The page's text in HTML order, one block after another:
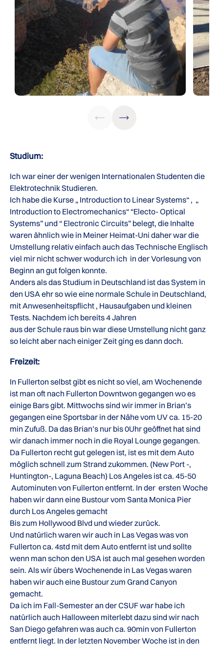
Studium:
Ich war einer der wenigen Internationalen Studenten die
Elektrotechnik Studieren.
Ich habe die Kurse „ Introduction to Linear Systems“ , „
Introduction to Electromechanics“ “Electo- Optical
Systems” und “ Electronic Circuits” belegt, die Inhalte
waren ähnlich wie in Meiner Heimat-Uni daher war die
Umstellung relativ einfach auch das Technische Englisch
viel mir nicht schwer wodurch ich in der Vorlesung von
Beginn an gut folgen konnte.
Anders als das Studium in Deutschland ist das System in
den USA ehr so wie eine normale Schule in Deutschland,
mit Anwesenheitspflicht , Hausaufgaben und kleinen
Tests. Nachdem ich bereits 4 Jahren
aus der Schule raus bin war diese Umstellung nicht ganz
so leicht aber nach einiger Zeit ging es dann doch.
Freizeit:
In Fullerton selbst gibt es nicht so viel, am Wochenende
ist man oft nach Fullerton Downtwon gegangen wo es
einige Bars gibt. Mittwochs sind wir immer in Brian’s
gegangen eine Sportsbar in der Nähe vom UV ca. 15-20
min Zufuß. Da das Brian’s nur bis 0Uhr geöffnet hat sind
wir danach immer noch in die Royal Lounge gegangen.
Da Fullerton recht gut gelegen ist, ist es mit dem Auto
möglich schnell zum Strand zukommen. (New Port -,
Huntington-, Laguna Beach) Los Angeles ist ca. 45-50
Autominuten von Fullerton entfernt. In der ersten Woche
haben wir dann eine Bustour vom Santa Monica Pier
durch Los Angeles gemacht
Bis zum Hollywood Blvd und wieder zurück.
Und natürlich waren wir auch in Las Vegas was von
Fullerton ca. 4std mit dem Auto entfernt ist und sollte
wenn man schon den USA ist auch mal gesehen worden
sein. Als wir übers Wochenende in Las Vegas waren
haben wir auch eine Bustour zum Grand Canyon
gemacht.
Da ich im Fall-Semester an der CSUF war habe ich
natürlich auch Halloween miterlebt dazu sind wir nach
San Diego gefahren was auch ca. 90min von Fullerton
entfernt liegt. In der letzten November Woche ist in den